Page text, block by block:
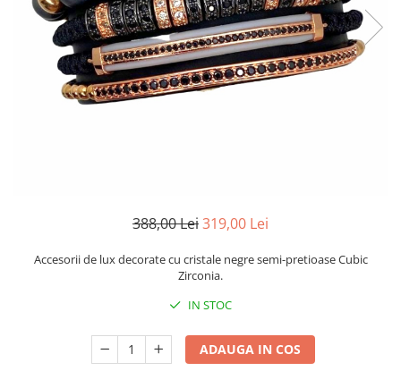
CERCEI
CEASURI DAMA
388,00 Lei319,00 Lei
Accesorii de lux decorate cu cristale negre semi-pretioase Cubic
Zirconia.
IN STOC
ADAUGA IN COS